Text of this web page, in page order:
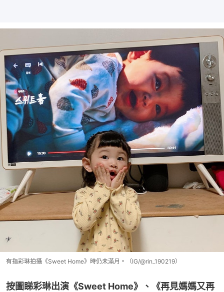
有指彩琳拍攝《Sweet Home》時仍未滿月。（IG/@rin_190219）
按圖睇彩琳出演《Sweet Home》、《再見媽媽又再